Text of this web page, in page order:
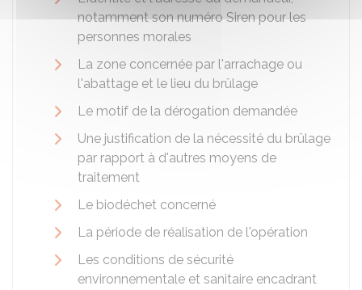
notamment son numéro Siren pour les
personnes morales
La zone concernée par l'arrachage ou
l'abattage et le lieu du brûlage
Le motif de la dérogation demandée
Une justification de la nécessité du brûlage
par rapport à d'autres moyens de
traitement
Le biodéchet concerné
La période de réalisation de l'opération
Les conditions de sécurité
environnementale et sanitaire encadrant